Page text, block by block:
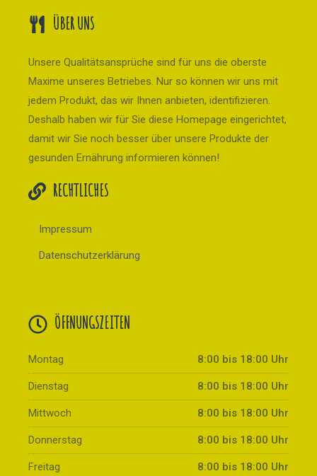
ÜBER UNS
Unsere Qualitätsansprüche sind für uns die oberste
Maxime unseres Betriebes. Nur so können wir uns mit
jedem Produkt, das wir Ihnen anbieten, identifizieren.
Deshalb haben wir für Sie diese Homepage eingerichtet,
damit wir Sie noch besser über unsere Produkte der
gesunden Ernährung informieren können!
RECHTLICHES
Impressum
Datenschutzerklärung
ÖFFNUNGSZEITEN
Montag 8:00 bis 18:00 Uhr
Dienstag 8:00 bis 18:00 Uhr
Mittwoch 8:00 bis 18:00 Uhr
Donnerstag 8:00 bis 18:00 Uhr
Freitag 8:00 bis 18:00 Uhr